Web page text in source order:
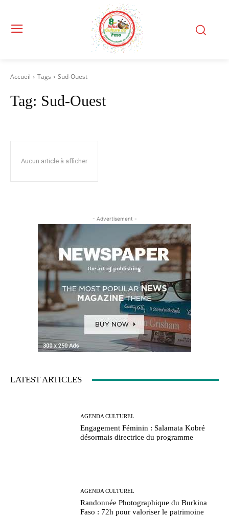
Accueil Tags Sud-Ouest
Tag: Sud-Ouest
Aucun article à afficher
- Advertisement -
LATEST ARTICLES
AGENDA CULTUREL
Engagement Féminin : Salamata Kobré
désormais directrice du programme
AGENDA CULTUREL
Randonnée Photographique du Burkina
Faso : 72h pour valoriser le patrimoine